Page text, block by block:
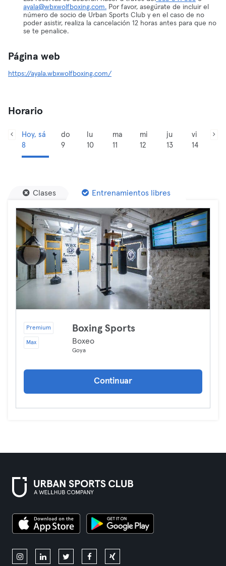
ayala@wbxwolfboxing.com. Por favor, asegúrate de incluir el
número de socio de Urban Sports Club y en el caso de no
poder asistir, realiza la cancelación 12 horas antes para que no
se te penalice.
Página web
https://ayala.wbxwolfboxing.com/
Horario
Hoy, sá
8
do
9
lu
10
ma
11
mi
12
ju
13
vi
14
Clases Entrenamientos libres
Premium
Max
Boxing Sports
Boxeo
Goya
Continuar